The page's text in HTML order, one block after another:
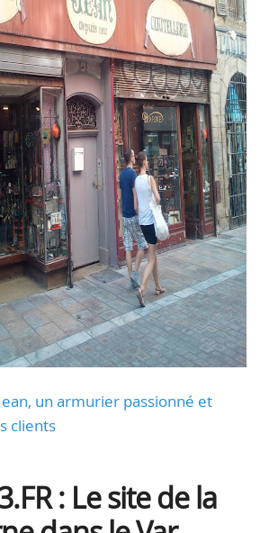
un armurier passionné et
clients
: Le site de la